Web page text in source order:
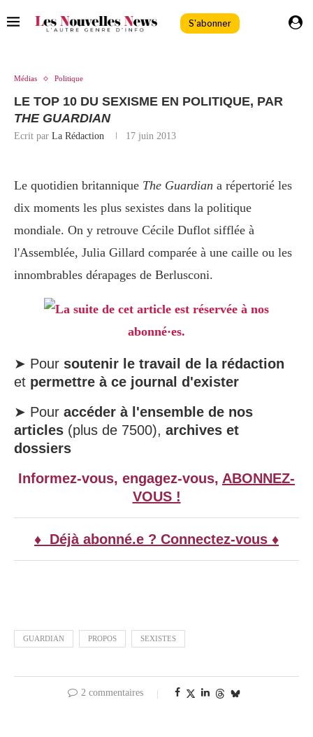
S'abonner
Médias Politique
LE TOP 10 DU SEXISME EN POLITIQUE, PAR
THE GUARDIAN
Ecrit par La Rédaction 17 juin 2013
Le quotidien britannique The Guardian a répertorié les
dix moments les plus sexistes dans la politique
mondiale. On y retrouve Cécile Duflot sifflée à
l'Assemblée, Julia Gillard comparée à une caille ou les
innombrables dérapages de Berlusconi.
La suite de cet article est réservée à nos
abonné·es.
➤ Pour soutenir le travail de la rédaction
et permettre à ce journal d'exister
➤ Pour accéder à l'ensemble de nos
articles (plus de 7500), archives et
dossiers
Informez-vous, engagez-vous, ABONNEZ-
VOUS !
♦ Déjà abonné.e ? Connectez-vous ♦
GUARDIAN PROPOS SEXISTES
2 commentaires